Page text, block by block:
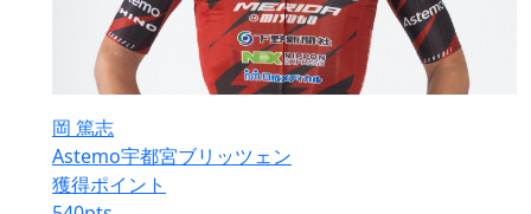
岡 篤志
Astemo宇都宮ブリッツェン
獲得ポイント